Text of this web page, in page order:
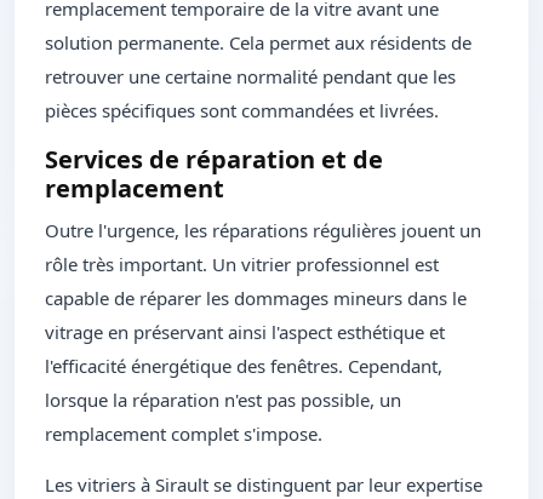
remplacement temporaire de la vitre avant une
solution permanente. Cela permet aux résidents de
retrouver une certaine normalité pendant que les
pièces spécifiques sont commandées et livrées.
Services de réparation et de
remplacement
Outre l'urgence, les réparations régulières jouent un
rôle très important. Un vitrier professionnel est
capable de réparer les dommages mineurs dans le
vitrage en préservant ainsi l'aspect esthétique et
l'efficacité énergétique des fenêtres. Cependant,
lorsque la réparation n'est pas possible, un
remplacement complet s'impose.
Les vitriers à Sirault se distinguent par leur expertise